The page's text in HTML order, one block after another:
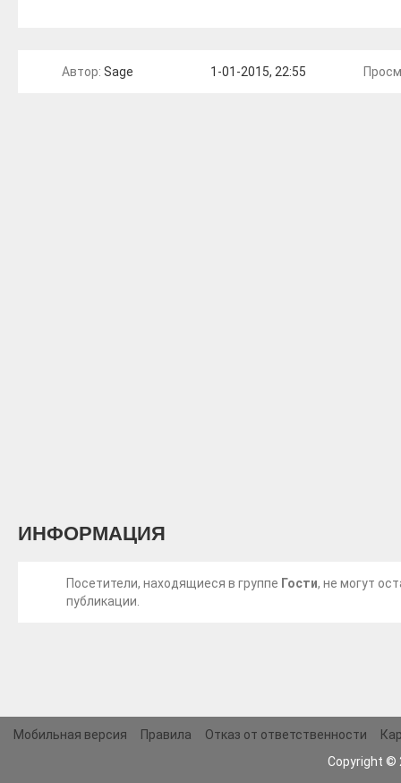
Автор:Sage 1-01-2015, 22:55
ИНФОРМАЦИЯ
Посетители, находящиеся в группе Гости, не могут
публикации.
Мобильная версия Правила Отказ от ответственности
Copyright ©